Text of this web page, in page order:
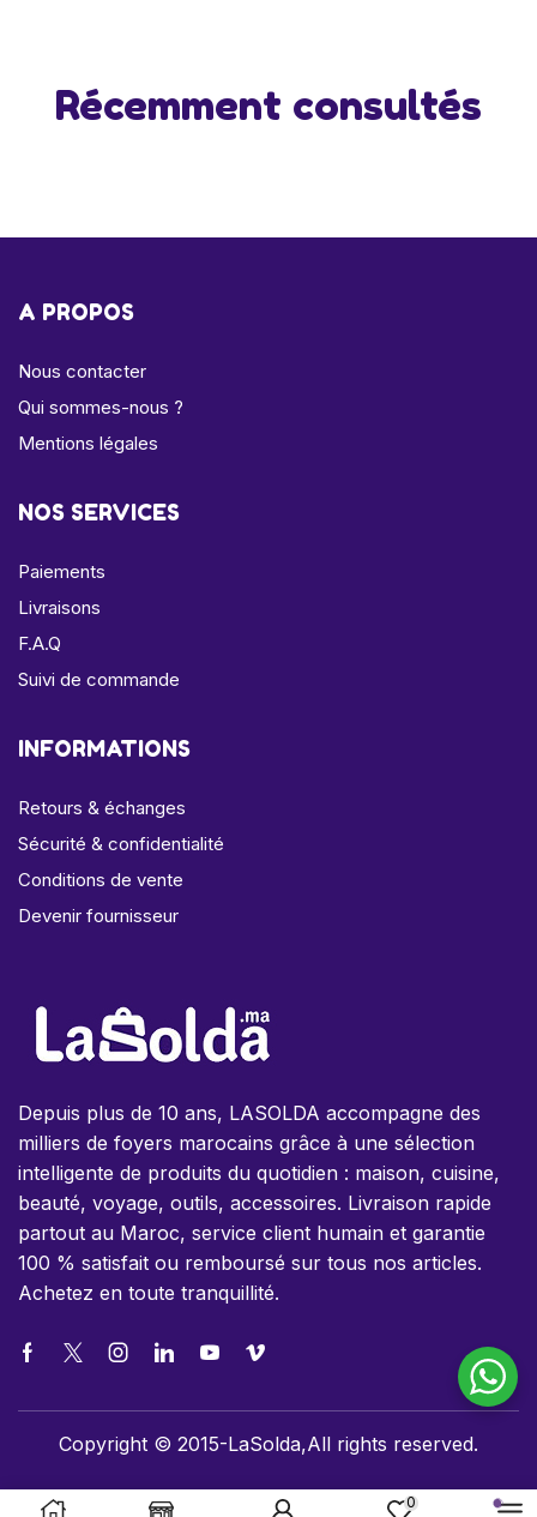
Récemment consultés
A PROPOS
Nous contacter
Qui sommes-nous ?
Mentions légales
NOS SERVICES
Paiements
Livraisons
F.A.Q
Suivi de commande
INFORMATIONS
Retours & échanges
Sécurité & confidentialité
Conditions de vente
Devenir fournisseur
Depuis plus de 10 ans, LASOLDA accompagne des
milliers de foyers marocains grâce à une sélection
intelligente de produits du quotidien : maison, cuisine,
beauté, voyage, outils, accessoires. Livraison rapide
partout au Maroc, service client humain et garantie
100 % satisfait ou remboursé sur tous nos articles.
Achetez en toute tranquillité.
Copyright © 2015-LaSolda,All rights reserved.
0